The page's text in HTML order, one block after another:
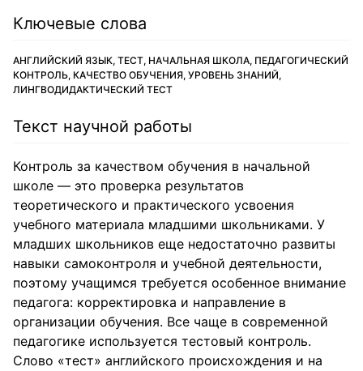
Ключевые слова
АНГЛИЙСКИЙ ЯЗЫК, ТЕСТ, НАЧАЛЬНАЯ ШКОЛА, ПЕДАГОГИЧЕСКИЙ
КОНТРОЛЬ, КАЧЕСТВО ОБУЧЕНИЯ, УРОВЕНЬ ЗНАНИЙ,
ЛИНГВОДИДАКТИЧЕСКИЙ ТЕСТ
Текст научной работы
Контроль за качеством обучения в начальной
школе — это проверка результатов
теоретического и практического усвоения
учебного материала младшими школьниками. У
младших школьников еще недостаточно развиты
навыки самоконтроля и учебной деятельности,
поэтому учащимся требуется особенное внимание
педагога: корректировка и направление в
организации обучения. Все чаще в современной
педагогике используется тестовый контроль.
Слово «тест» английского происхождения и на